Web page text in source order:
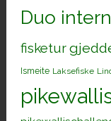
Duo
fisketur
Ismeite Laksefiske